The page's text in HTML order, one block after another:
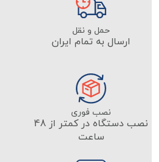
حمل و نقل
ارسال به تمام ایران
نصب فوری
نصب دستگاه در کمتر از 48
ساعت